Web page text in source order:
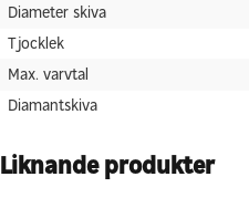
Diameter skiva
Tjocklek
Max. varvtal
Diamantskiva
Liknande produkter